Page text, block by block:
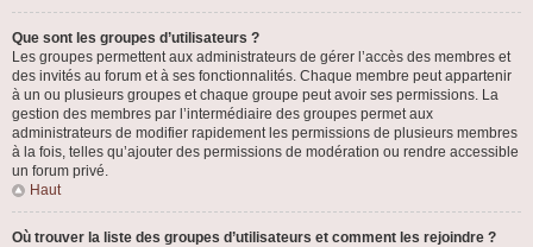
Que sont les groupes d’utilisateurs ?
Les groupes permettent aux administrateurs de gérer l’accès des membres et
des invités au forum et à ses fonctionnalités. Chaque membre peut appartenir
à un ou plusieurs groupes et chaque groupe peut avoir ses permissions. La
gestion des membres par l’intermédiaire des groupes permet aux
administrateurs de modifier rapidement les permissions de plusieurs membres
à la fois, telles qu’ajouter des permissions de modération ou rendre accessible
un forum privé.
Haut
Où trouver la liste des groupes d’utilisateurs et comment les rejoindre ?